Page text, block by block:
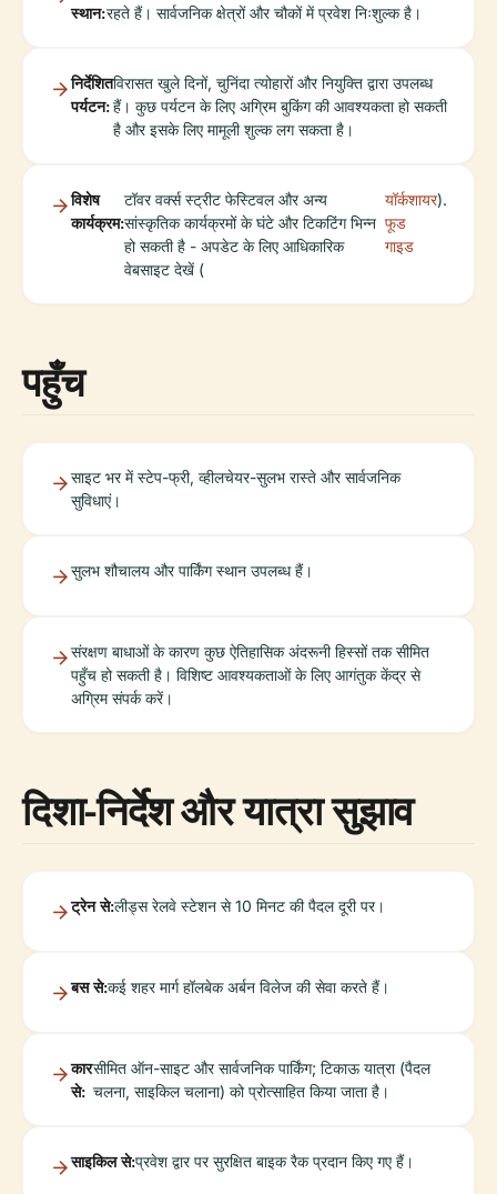
स्थान:रहते हैं। सार्वजनिक क्षेत्रों और चौकों में प्रवेश निःशुल्क है।
निर्देशित
पर्यटन:
विरासत खुले दिनों, चुनिंदा त्योहारों और नियुक्ति द्वारा उपलब्ध
हैं। कुछ पर्यटन के लिए अग्रिम बुकिंग की आवश्यकता हो सकती
है और इसके लिए मामूली शुल्क लग सकता है।
विशेष
कार्यक्रम:
टॉवर वर्क्स स्ट्रीट फेस्टिवल और अन्य
सांस्कृतिक कार्यक्रमों के घंटे और टिकटिंग भिन्न
हो सकती है - अपडेट के लिए आधिकारिक
वेबसाइट देखें (
यॉर्कशायर
फूड
गाइड
).
पहुँच
साइट भर में स्टेप-फ्री, व्हीलचेयर-सुलभ रास्ते और सार्वजनिक
सुविधाएं।
सुलभ शौचालय और पार्किंग स्थान उपलब्ध हैं।
संरक्षण बाधाओं के कारण कुछ ऐतिहासिक अंदरूनी हिस्सों तक सीमित
पहुँच हो सकती है। विशिष्ट आवश्यकताओं के लिए आगंतुक केंद्र से
अग्रिम संपर्क करें।
दिशा-निर्देश और यात्रा सुझाव
ट्रेन से:लीड्स रेलवे स्टेशन से 10 मिनट की पैदल दूरी पर।
बस से:कई शहर मार्ग हॉलबेक अर्बन विलेज की सेवा करते हैं।
कार
से:
सीमित ऑन-साइट और सार्वजनिक पार्किंग; टिकाऊ यात्रा (पैदल
चलना, साइकिल चलाना) को प्रोत्साहित किया जाता है।
साइकिल से:प्रवेश द्वार पर सुरक्षित बाइक रैक प्रदान किए गए हैं।